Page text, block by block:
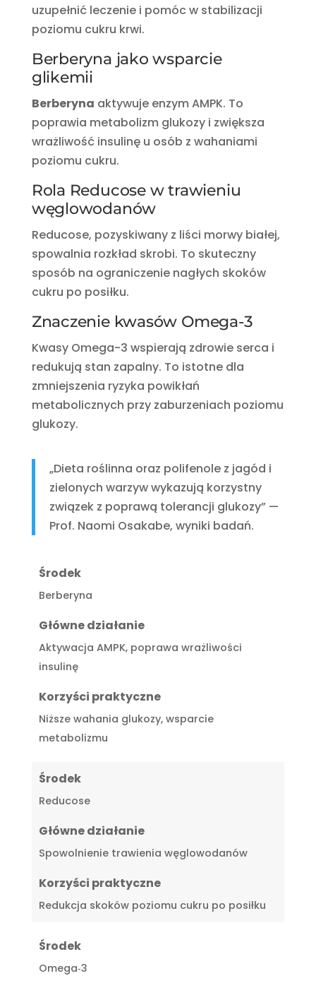
uzupełnić leczenie i pomóc w stabilizacji
poziomu cukru krwi.
Berberyna jako wsparcie
glikemii
Berberyna aktywuje enzym AMPK. To
poprawia metabolizm glukozy i zwiększa
wrażliwość insulinę u osób z wahaniami
poziomu cukru.
Rola Reducose w trawieniu
węglowodanów
Reducose, pozyskiwany z liści morwy białej,
spowalnia rozkład skrobi. To skuteczny
sposób na ograniczenie nagłych skoków
cukru po posiłku.
Znaczenie kwasów Omega-3
Kwasy Omega-3 wspierają zdrowie serca i
redukują stan zapalny. To istotne dla
zmniejszenia ryzyka powikłań
metabolicznych przy zaburzeniach poziomu
glukozy.
„Dieta roślinna oraz polifenole z jagód i
zielonych warzyw wykazują korzystny
związek z poprawą tolerancji glukozy” —
Prof. Naomi Osakabe, wyniki badań.
Środek
Berberyna
Główne działanie
Aktywacja AMPK, poprawa wrażliwości
insulinę
Korzyści praktyczne
Niższe wahania glukozy, wsparcie
metabolizmu
Środek
Reducose
Główne działanie
Spowolnienie trawienia węglowodanów
Korzyści praktyczne
Redukcja skoków poziomu cukru po posiłku
Środek
Omega‑3